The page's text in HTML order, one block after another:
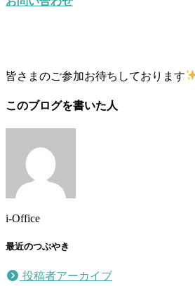
皆さまのご参加お待ちしております
このブログを書いた人
i-Office
最近のつぶやき
投稿者アーカイブ